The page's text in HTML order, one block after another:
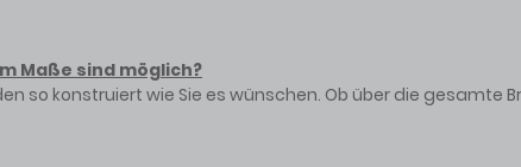
Maße sind möglich?
so konstruiert wie Sie es wünschen. Ob über die gesamte